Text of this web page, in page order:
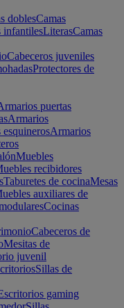
doblesCamas
infantilesLiterasCamas
Cabeceros juveniles
Protectores de
puertas
Armarios
Armarios
Muebles
recibidores
Taburetes de cocinaMesas
auxiliares de
Cocinas
Cabeceros de
Mesitas de
juvenil
Sillas de
gaming